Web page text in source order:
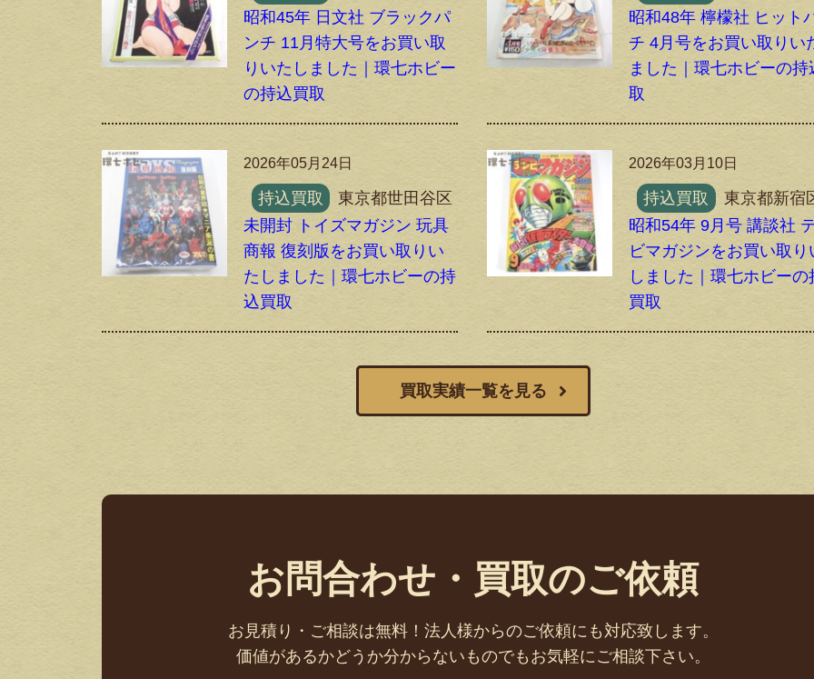
昭和45年 日文社 ブラックパ
ンチ 11月特大号をお買い取
りいたしました｜環七ホビー
の持込買取
昭和48年 檸檬社 ヒット
チ 4月号をお買い取りい
ました｜環七ホビーの持
取
2026年05月24日
持込買取
東京都世田谷区
未開封 トイズマガジン 玩具
商報 復刻版をお買い取りい
たしました｜環七ホビーの持
込買取
2026年03月10日
持込買取
東京都新宿
昭和54年 9月号 講談社
ビマガジンをお買い取り
しました｜環七ホビーの
買取
買取実績一覧を見る
お問合わせ・買取のご依頼
お見積り・ご相談は無料！法人様からのご依頼にも対応致します。
価値があるかどうか分からないものでもお気軽にご相談下さい。